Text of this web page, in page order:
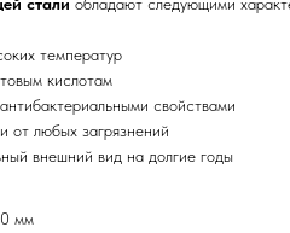
температур
кислотам
свойствами
от любых загрязнений
внешний вид на долгие годы
мм